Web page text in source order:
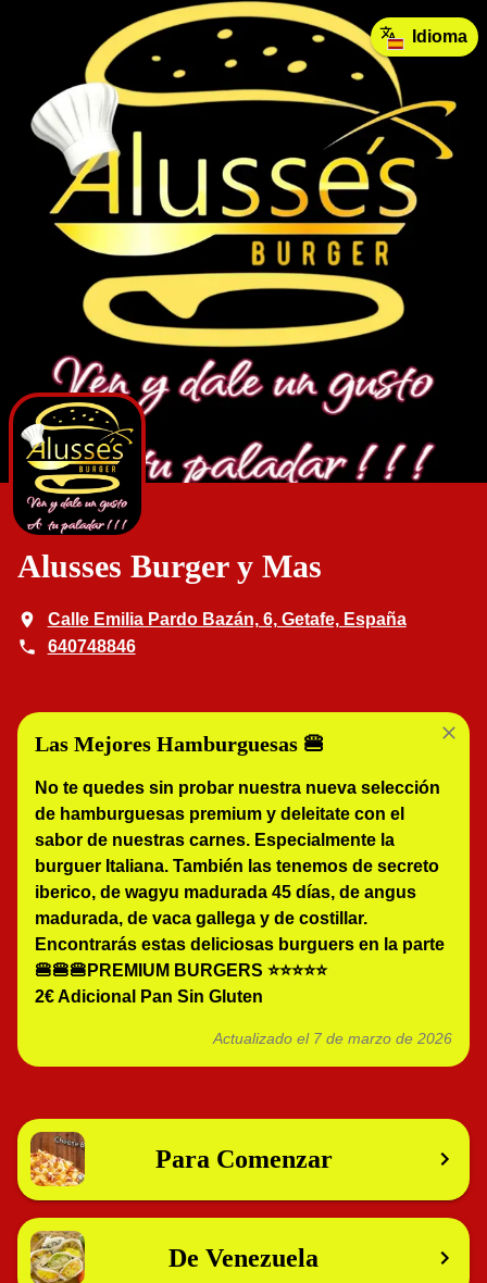
Idioma
Alusses Burger y Mas
Calle Emilia Pardo Bazán, 6, Getafe, España
640748846
Las Mejores Hamburguesas 🍔
No te quedes sin probar nuestra nueva selección
de hamburguesas premium y deleitate con el
sabor de nuestras carnes. Especialmente la
burguer Italiana. También las tenemos de secreto
iberico, de wagyu madurada 45 días, de angus
madurada, de vaca gallega y de costillar.
Encontrarás estas deliciosas burguers en la parte
🍔🍔🍔PREMIUM BURGERS ⭐️⭐️⭐️⭐️⭐️
2€ Adicional Pan Sin Gluten
Actualizado el 7 de marzo de 2026
Para Comenzar
De Venezuela